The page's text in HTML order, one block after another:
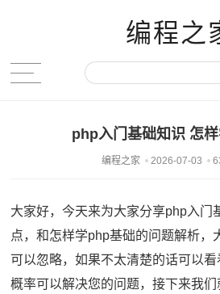
编程之
php入门基础知识 怎
编程之家 2026-07-03
大家好，今天来为大家分享php入门
点，和怎样学php基础的问题解析，
可以忽略，如果不太清楚的话可以
概率可以解决您的问题，接下来我们